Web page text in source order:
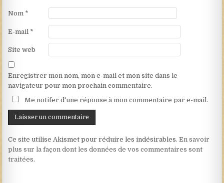
Nom *
E-mail *
Site web
Enregistrer mon nom, mon e-mail et mon site dans le
navigateur pour mon prochain commentaire.
Me notifer d'une réponse à mon commentaire par e-mail.
Ce site utilise Akismet pour réduire les indésirables.En savoir
plus sur la façon dont les données de vos commentaires sont
traitées.